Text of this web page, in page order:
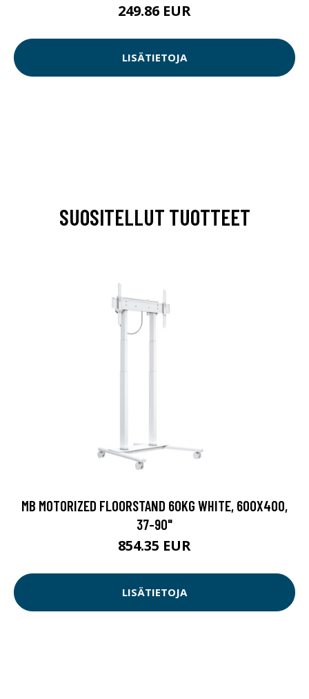
249.86 EUR
LISÄTIETOJA
SUOSITELLUT TUOTTEET
MB MOTORIZED FLOORSTAND 60KG WHITE, 600X400,
37-90"
854.35 EUR
LISÄTIETOJA